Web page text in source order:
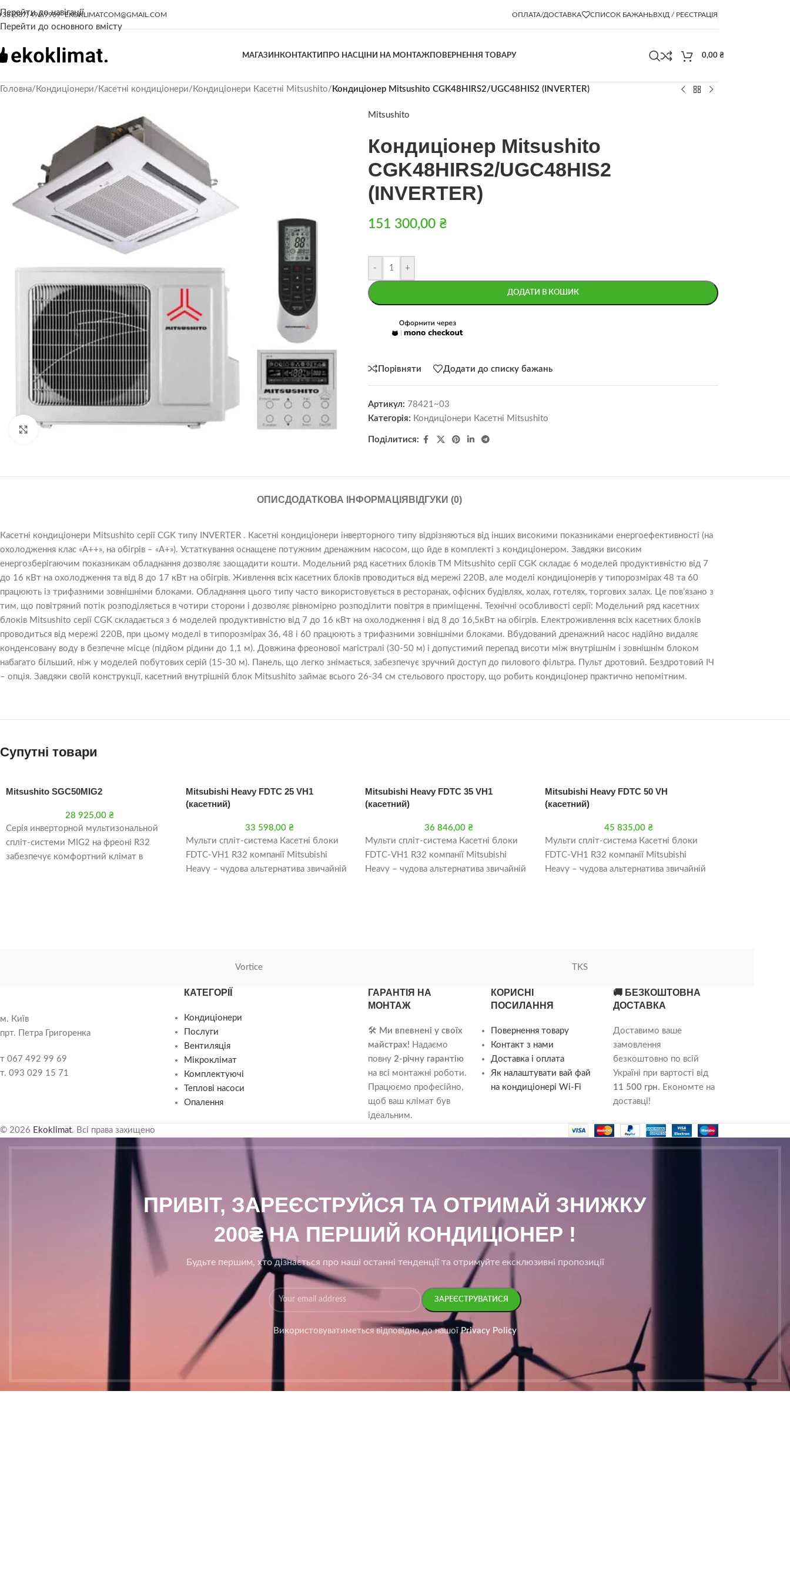
Перейти до навігації
Перейти до основного вмісту
(067) 492 9969 EKOKLIMATCOM@GMAIL.COM ОПЛАТА/ДОСТАВКА СПИСОК БАЖАНЬВХІД / РЕЄСТРАЦІЯ
МАГАЗИН КОНТАКТИ ПРО НАСЦІНИ НА МОНТАЖПОВЕРНЕННЯ ТОВАРУ 0,00 ₴
Головна/ Кондиціонери/ Касетні кондиціонери/ Кондиціонери Касетні Mitsushito/ Кондиціонер Mitsushito CGK48HIRS2/UGC48HIS2 (INVERTER)
Натисніть, щоб збільшити
Mitsushito
Кондиціонер Mitsushito
CGK48HIRS2/UGC48HIS2
(INVERTER)
151 300,00 ₴
- +
ДОДАТИ В КОШИК
Порівняти Додати до списку бажань
Артикул: 78421~03
Категорія: Кондиціонери Касетні Mitsushito
Поділитися:
ОПИСДОДАТКОВА ІНФОРМАЦІЯ ВІДГУКИ (0)
Касетні кондиціонери Mitsushito серії CGK типу INVERTER . Касетні кондиціонери інверторного типу відрізняються від інших високими показниками енергоефективності (на
охолодження клас «А++», на обігрів – «А+»). Устаткування оснащене потужним дренажним насосом, що йде в комплекті з кондиціонером. Завдяки високим
енергозберігаючим показникам обладнання дозволяє заощадити кошти. Модельний ряд касетних блоків ТМ Mitsushito серії CGK складає 6 моделей продуктивністю від 7
до 16 кВт на охолодження та від 8 до 17 кВт на обігрів. Живлення всіх касетних блоків проводиться від мережі 220В, але моделі кондиціонерів у типорозмірах 48 та 60
працюють із трифазними зовнішніми блоками. Обладнання цього типу часто використовується в ресторанах, офісних будівлях, холах, готелях, торгових залах. Це пов’язано з
тим, що повітряний потік розподіляється в чотири сторони і дозволяє рівномірно розподілити повітря в приміщенні. Технічні особливості серії: Модельний ряд касетних
блоків Mitsushito серії CGK складається з 6 моделей продуктивністю від 7 до 16 кВт на охолодження і від 8 до 16,5кВт на обігрів. Електроживлення всіх касетних блоків
проводиться від мережі 220В, при цьому моделі в типорозмірах 36, 48 і 60 працюють з трифазними зовнішніми блоками. Вбудований дренажний насос надійно видаляє
конденсовану воду в безпечне місце (підйом рідини до 1,1 м). Довжина фреонової магістралі (30-50 м) і допустимий перепад висоти між внутрішнім і зовнішнім блоком
набагато більший, ніж у моделей побутових серій (15-30 м). Панель, що легко знімається, забезпечує зручний доступ до пилового фільтра. Пульт дротовий. Бездротовий ІЧ
– опція. Завдяки своїй конструкції, касетний внутрішній блок Mitsushito займає всього 26-34 см стельового простору, що робить кондиціонер практично непомітним.
Супутні товари
Mitsushito SGС50MIG2
28 925,00₴
Серія инверторной мультизональной
спліт-системи МIG2 ​​на фреоні R32
забезпечує комфортний клімат в
Mitsubishi Heavy FDTC 25 VH1
(касетний)
33 598,00 ₴
Мульти спліт-система Касетні блоки
FDTC-VH1 R32 компанії Mitsubishi
Heavy – чудова альтернатива звичайній
Mitsubishi Heavy FDTC 35 VH1
(касетний)
36 846,00₴
Мульти спліт-система Касетні блоки
FDTC-VH1 R32 компанії Mitsubishi
Heavy – чудова альтернатива звичайній
Mitsubishi Heavy FDTC 50 VH
(касетний)
45 835,00 ₴
Мульти спліт-система Касетні блоки
FDTC-VH1 R32 компанії Mitsubishi
Heavy – чудова альтернатива звичайній
Vortice TKS
м. Київ
прт. Петра Григоренка
т 067 492 99 69
т. 093 029 15 71
КАТЕГОРІЇ
Кондиціонери
Послуги
Вентиляція
Мікроклімат
Комплектуючі
Теплові насоси
Опалення
ГАРАНТІЯ НА
МОНТАЖ
🛠️ Ми впевнені у своїх
майстрах! Надаємо
повну 2-річну гарантію
на всі монтажні роботи.
Працюємо професійно,
щоб ваш клімат був
ідеальним.
КОРИСНІ
ПОСИЛАННЯ
Повернення товару
Контакт з нами
Доставка і оплата
Як налаштувати вай фай
на кондиціонері Wi-Fi
🚚 БЕЗКОШТОВНА
ДОСТАВКА
Доставимо ваше
замовлення
безкоштовно по всій
Україні при вартості від
11 500 грн. Економте на
доставці!
© 2026 Ekoklimat. Всі права захищено
ПРИВІТ, ЗАРЕЄСТРУЙСЯ ТА ОТРИМАЙ ЗНИЖКУ
200₴ НА ПЕРШИЙ КОНДИЦІОНЕР !
Будьте першим, хто дізнається про наші останні тенденції та отримуйте ексклюзивні пропозиції
Використовуватиметься відповідно до нашоїPrivacy Policy